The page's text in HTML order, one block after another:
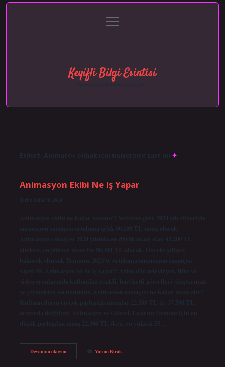
Gizlilik Politikası
menüyü
aç
Keyifli Bilgi Esintisi
Hayatına neşe katan kısa hikayeler!
Etiket: Animatör olmak için üniversite şart mı
Animasyon Ekibi Ne Iş Yapar
Tarih: Ekim 30, 2024
Animasyon ekibi ne kadar kazanır? Verilere göre 2024 yılı itibariyle
animasyon sanatçısı ortalama aylık 60.100 TL maaş alacak.
Animasyon sanatçısı 2024 yılında en düşük maaş olan 43.200 TL
alırken, en yüksek maaş ise 90.300 TL olacak. Önceki yıllara
bakacak olursak Temmuz 2023’te ortalama animasyon sanatçısı
sayısı 45. Animasyon işi ne iş yapar? Animatör, televizyon, film ve
video oyunlarında kullanılan renkli, hareketli görselleri oluşturmak
ve çizmekten sorumludur. Animasyon sanatçısı ne kadar maaş alır?
Kullanıcıların en çok paylaştığı maaşlar 22.500 TL ile 37.500 TL
arasında değişiyor. Animasyon ve Görsel Tasarım Uzmanı için en
düşük paylaşılan maaş 22.300 TL iken, en yüksek 55…
Devamını okuyunAnimasyon
Ekibi
Yorum Bırak